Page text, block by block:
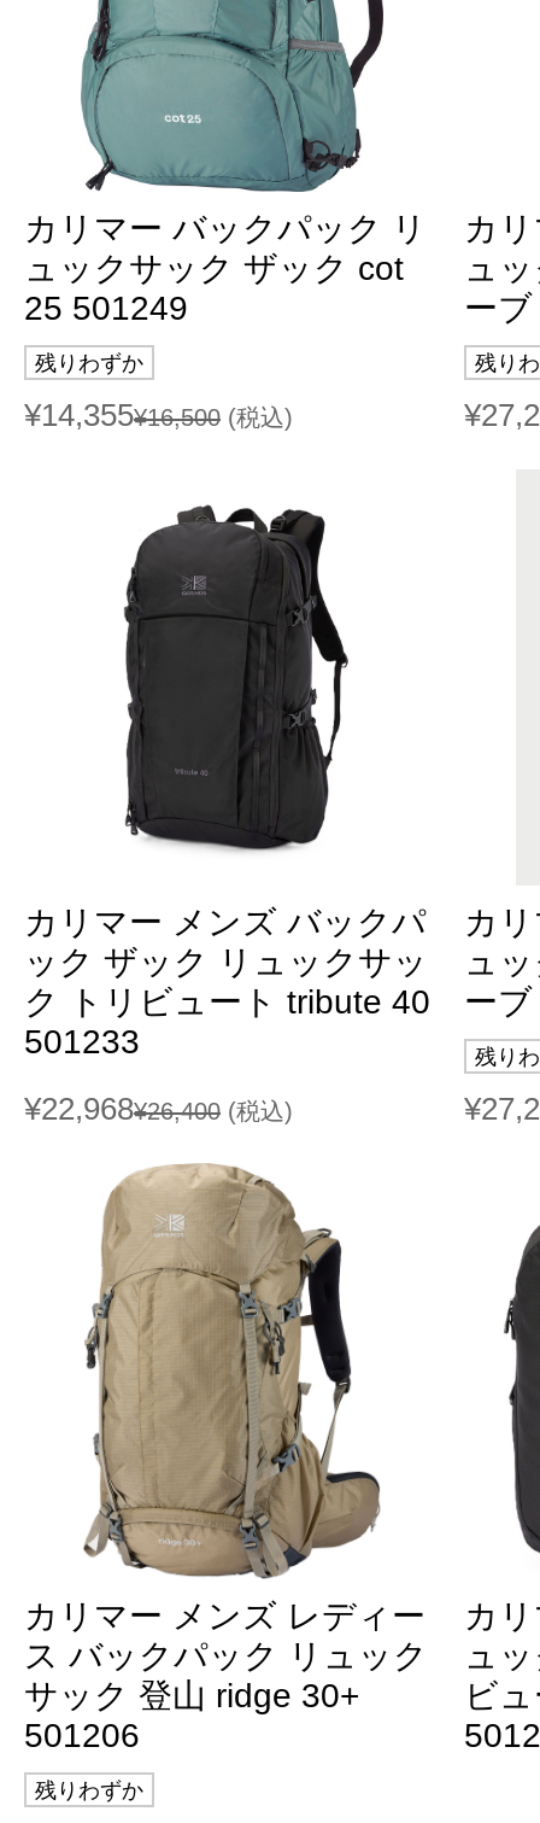
カリマー バックパック リ
ュックサック ザック cot
25 501249
残りわずか
¥14,355¥16,500 (税込)
カ
ュ
ー
残り
カリマー メンズ バックパ
ック ザック リュックサッ
ク トリビュート tribute 40
501233
¥22,968¥26,400 (税込)
カ
ュ
ー
残り
カリマー メンズ レディー
ス バックパック リュック
サック 登山 ridge 30+
501206
残りわずか
カ
ュ
ビ